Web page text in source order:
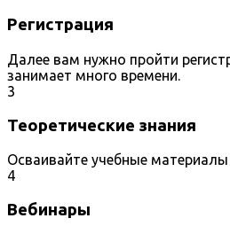
Регистрация
Далее вам нужно пройти
занимает много времени.
3
Теоретические знания
Осваивайте учебные
4
Вебинары